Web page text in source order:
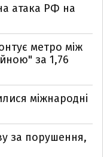
атака РФ на
метро між
за 1,76
міжнародні
за порушення,